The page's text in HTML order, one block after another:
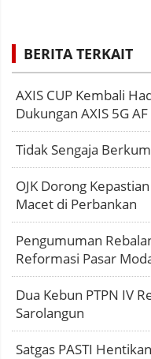
BERITA TERKAIT
AXIS CUP Kembali
Dukungan AXIS 5G AF
Tidak Sengaja
OJK Dorong
Macet di Perbankan
Pengumuman
Reformasi Pasar
Dua Kebun PTPN IV
Sarolangun
Satgas PASTI